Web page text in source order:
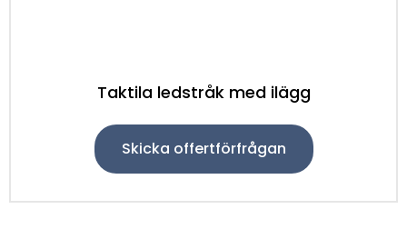
Taktila ledstråk med ilägg
Skicka offertförfrågan